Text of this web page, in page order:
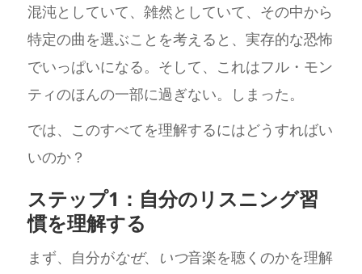
混沌としていて、雑然としていて、その中から
特定の曲を選ぶことを考えると、実存的な恐怖
でいっぱいになる。そして、これはフル・モン
ティのほんの一部に過ぎない。しまった。
では、このすべてを理解するにはどうすればい
いのか？
ステップ1：自分のリスニング習
慣を理解する
まず、自分がなぜ、 いつ音楽を聴くのかを理解